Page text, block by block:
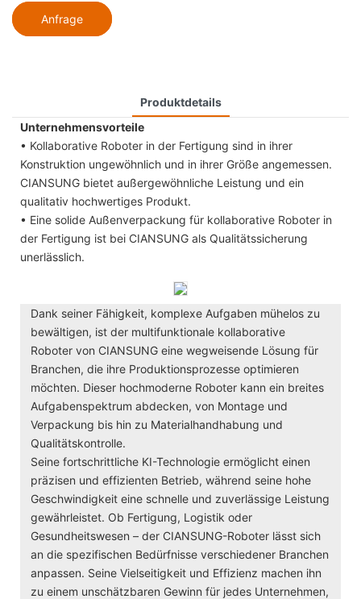
Anfrage
Produktdetails
Unternehmensvorteile
• Kollaborative Roboter in der Fertigung sind in ihrer
Konstruktion ungewöhnlich und in ihrer Größe angemessen.
CIANSUNG bietet außergewöhnliche Leistung und ein
qualitativ hochwertiges Produkt.
• Eine solide Außenverpackung für kollaborative Roboter in
der Fertigung ist bei CIANSUNG als Qualitätssicherung
unerlässlich.
Dank seiner Fähigkeit, komplexe Aufgaben mühelos zu
bewältigen, ist der multifunktionale kollaborative
Roboter von CIANSUNG eine wegweisende Lösung für
Branchen, die ihre Produktionsprozesse optimieren
möchten. Dieser hochmoderne Roboter kann ein breites
Aufgabenspektrum abdecken, von Montage und
Verpackung bis hin zu Materialhandhabung und
Qualitätskontrolle.
Seine fortschrittliche KI-Technologie ermöglicht einen
präzisen und effizienten Betrieb, während seine hohe
Geschwindigkeit eine schnelle und zuverlässige Leistung
gewährleistet. Ob Fertigung, Logistik oder
Gesundheitswesen – der CIANSUNG-Roboter lässt sich
an die spezifischen Bedürfnisse verschiedener Branchen
anpassen. Seine Vielseitigkeit und Effizienz machen ihn
zu einem unschätzbaren Gewinn für jedes Unternehmen,